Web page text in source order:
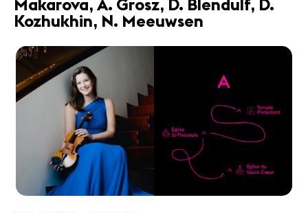
Makarova, A. Grosz, D. Blendulf, D.
Kozhukhin, N. Meeuwsen